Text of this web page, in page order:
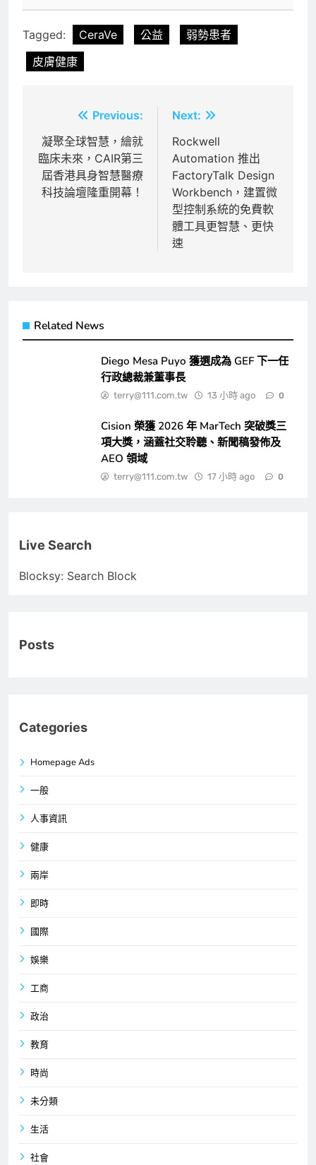
Tagged: CeraVe 公益
弱勢患者
皮膚健康
章
導
覽
Previous:
凝聚全球智慧，繪就
臨床未來，CAIR第三
屆香港具身智慧醫療
科技論壇隆重開幕！
Next:
Rockwell
Automation 推出
FactoryTalk Design
Workbench，建置微
型控制系統的免費軟
體工具更智慧、更快
速
Related News
Diego Mesa Puyo 獲選成為 GEF 下一任
行政總裁兼董事長
terry@111.com.tw 13 小時 ago 0
Cision 榮獲 2026 年 MarTech 突破獎三
項大獎，涵蓋社交聆聽、新聞稿發佈及
AEO 領域
terry@111.com.tw 17 小時 ago 0
Live Search
Blocksy: Search Block
Posts
Categories
Homepage Ads
一般
人事資訊
健康
兩岸
即時
國際
娛樂
工商
政治
教育
時尚
未分類
生活
社會